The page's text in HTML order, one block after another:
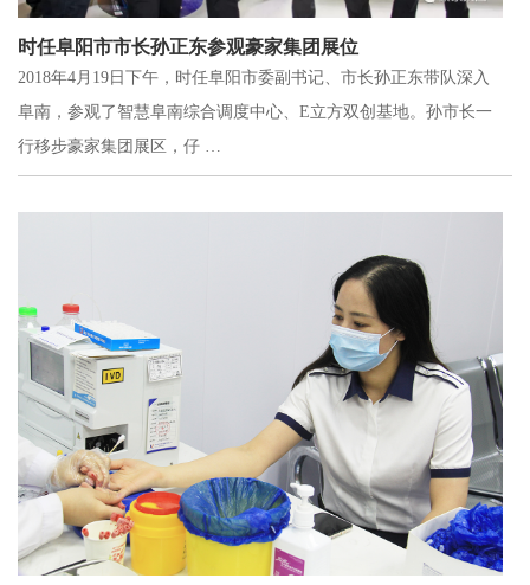
时任阜阳市市长孙正东参观豪家集团展位
2018年4月19日下午，时任阜阳市委副书记、市长孙正东带队深入
阜南，参观了智慧阜南综合调度中心、E立方双创基地。孙市长一
行移步豪家集团展区，仔 …